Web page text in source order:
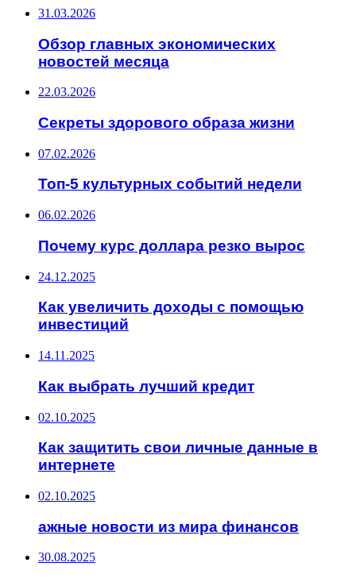
31.03.2026
Обзор главных экономических
новостей месяца
22.03.2026
Секреты здорового образа жизни
07.02.2026
Топ-5 культурных событий недели
06.02.2026
Почему курс доллара резко вырос
24.12.2025
Как увеличить доходы с помощью
инвестиций
14.11.2025
Как выбрать лучший кредит
02.10.2025
Как защитить свои личные данные в
интернете
02.10.2025
ажные новости из мира финансов
30.08.2025